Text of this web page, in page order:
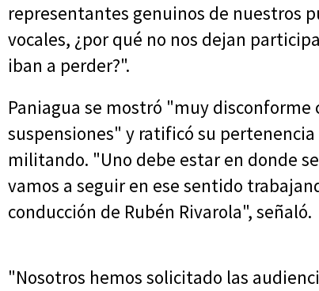
representantes genuinos de nuestros
vocales, ¿por qué no nos dejan
iban a perder?".
Paniagua se mostró "muy
suspensiones" y ratificó su
militando. "Uno debe estar en donde
vamos a seguir en ese sentido
conducción de Rubén Rivarola", señaló.
"Nosotros hemos solicitado las